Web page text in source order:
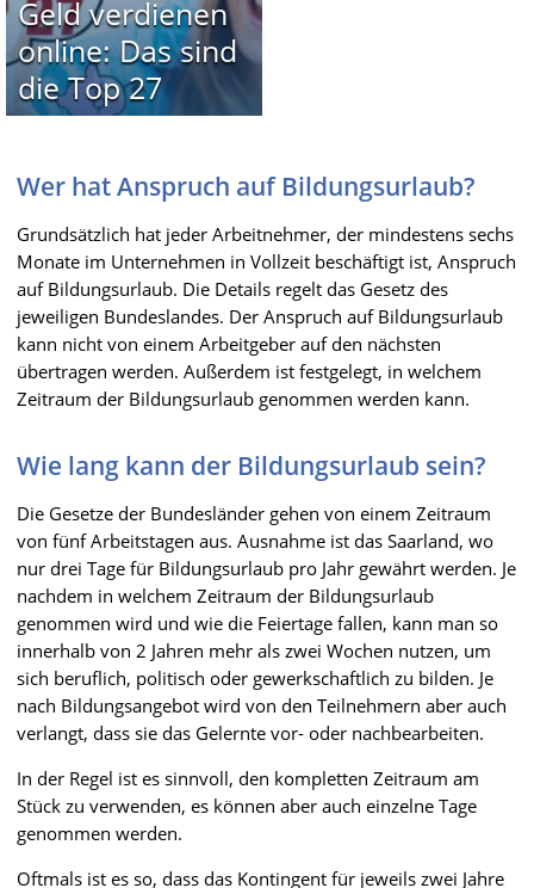
Geld verdienen
online: Das sind
die Top 27
Wer hat Anspruch auf Bildungsurlaub?
Grundsätzlich hat jeder Arbeitnehmer, der mindestens sechs
Monate im Unternehmen in Vollzeit beschäftigt ist, Anspruch
auf Bildungsurlaub. Die Details regelt das Gesetz des
jeweiligen Bundeslandes. Der Anspruch auf Bildungsurlaub
kann nicht von einem Arbeitgeber auf den nächsten
übertragen werden. Außerdem ist festgelegt, in welchem
Zeitraum der Bildungsurlaub genommen werden kann.
Wie lang kann der Bildungsurlaub sein?
Die Gesetze der Bundesländer gehen von einem Zeitraum
von fünf Arbeitstagen aus. Ausnahme ist das Saarland, wo
nur drei Tage für Bildungsurlaub pro Jahr gewährt werden. Je
nachdem in welchem Zeitraum der Bildungsurlaub
genommen wird und wie die Feiertage fallen, kann man so
innerhalb von 2 Jahren mehr als zwei Wochen nutzen, um
sich beruflich, politisch oder gewerkschaftlich zu bilden. Je
nach Bildungsangebot wird von den Teilnehmern aber auch
verlangt, dass sie das Gelernte vor- oder nachbearbeiten.
In der Regel ist es sinnvoll, den kompletten Zeitraum am
Stück zu verwenden, es können aber auch einzelne Tage
genommen werden.
Oftmals ist es so, dass das Kontingent für jeweils zwei Jahre